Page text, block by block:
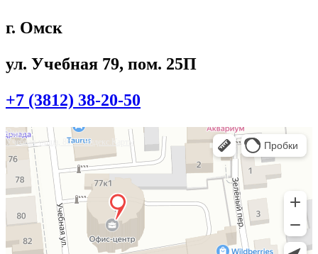
г. Омск
ул. Учебная 79, пом. 25П
+7 (3812) 38-20-50
Омск
Учебная улица, 86 — Яндекс.Карты